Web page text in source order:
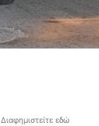
Διαφημιστείτε εδώ